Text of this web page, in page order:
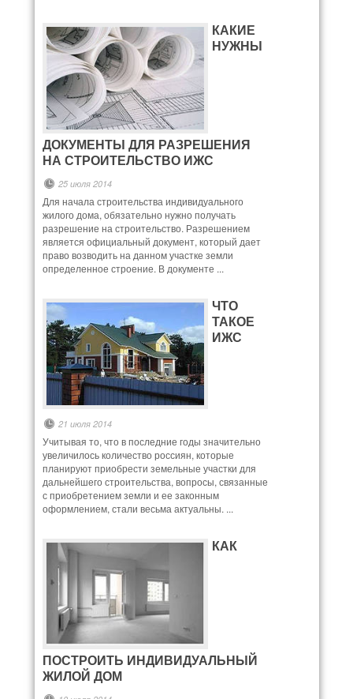
КАКИЕ
НУЖНЫ
ДОКУМЕНТЫ ДЛЯ РАЗРЕШЕНИЯ
НА СТРОИТЕЛЬСТВО ИЖС
25 июля 2014
Для начала строительства индивидуального
жилого дома, обязательно нужно получать
разрешение на строительство. Разрешением
является официальный документ, который дает
право возводить на данном участке земли
определенное строение. В документе ...
ЧТО
ТАКОЕ
ИЖС
21 июля 2014
Учитывая то, что в последние годы значительно
увеличилось количество россиян, которые
планируют приобрести земельные участки для
дальнейшего строительства, вопросы, связанные
с приобретением земли и ее законным
оформлением, стали весьма актуальны. ...
КАК
ПОСТРОИТЬ ИНДИВИДУАЛЬНЫЙ
ЖИЛОЙ ДОМ